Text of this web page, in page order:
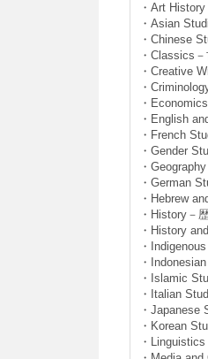
・Art
・Asian
・Chinese
・Classics
・Creative
・
・
・English
・French
・Gender
・
・German
・Hebrew
・History－
・History
・
・
・Islamic
・Italian
・Japanese
・Korean
・